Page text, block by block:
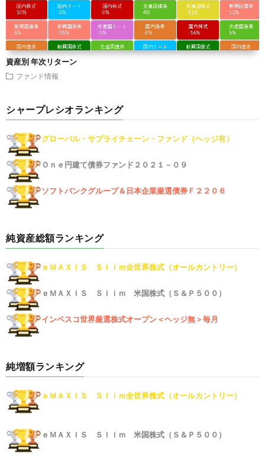
資産別 年次リターン
ファンド情報
シャープレシオランキング
グローバル・サプライチェーン・ファンド（ヘッジ有）
Ｏｎｅ円建て債券ファンド２０２１－０９
ソフトバンクグループ＆日本企業厳選債券Ｆ２２０６
純資産総額ランキング
ｅＭＡＸＩＳ Ｓｌｉｍ全世界株式（オールカントリー）
ｅＭＡＸＩＳ Ｓｌｉｍ 米国株式（Ｓ＆Ｐ５００）
インベスコ世界厳選株式オープン＜ヘッジ無＞毎月
純増額ランキング
ｅＭＡＸＩＳ Ｓｌｉｍ全世界株式（オールカントリー）
ｅＭＡＸＩＳ Ｓｌｉｍ 米国株式（Ｓ＆Ｐ５００）